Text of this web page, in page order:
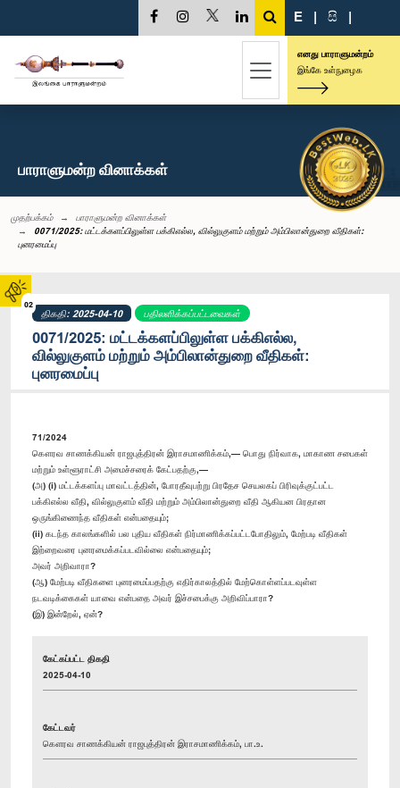
02
E | සි |
எனது பாராளுமன்றம்
இங்கே உள்நுழைக
பாராளுமன்ற வினாக்கள்
முதற்பக்கம்
பாராளுமன்ற வினாக்கள்
0071/2025: மட்டக்களப்பிலுள்ள பக்கிஎல்ல, வில்லுகுளம் மற்றும் அம்பிலான்துறை வீதிகள்:
புனரமைப்பு
திகதி: 2025-04-10 பதிலளிக்கப்பட்டவைகள்
0071/2025: மட்டக்களப்பிலுள்ள பக்கிஎல்ல,
வில்லுகுளம் மற்றும் அம்பிலான்துறை வீதிகள்:
புனரமைப்பு
71/2024
கௌரவ சாணக்கியன் ராஜபுத்திரன் இராசமாணிக்கம்,— பொது நிர்வாக, மாகாண சபைகள்
மற்றும் உள்ளூராட்சி அமைச்சரைக் கேட்பதற்கு,—
(அ) (i) மட்டக்களப்பு மாவட்டத்தின், போரதீவுபற்று பிரதேச செயலகப் பிரிவுக்குட்பட்ட
பக்கிஎல்ல வீதி, வில்லுகுளம் வீதி மற்றும் அம்பிலான்துறை வீதி ஆகியன பிரதான
ஒருங்கிணைந்த வீதிகள் என்பதையும்;
(ii) கடந்த காலங்களில் பல புதிய வீதிகள் நிர்மாணிக்கப்பட்டபோதிலும், மேற்படி வீதிகள்
இற்றைவரை புனரமைக்கப்படவில்லை என்பதையும்;
அவர் அறிவாரா?
(ஆ) மேற்படி வீதிகளை புனரமைப்பதற்கு எதிர்காலத்தில் மேற்கொள்ளப்படவுள்ள
நடவடிக்கைகள் யாவை என்பதை அவர் இச்சபைக்கு அறிவிப்பாரா?
(இ) இன்றேல், ஏன்?
கேட்கப்பட்ட திகதி
2025-04-10
கேட்டவர்
கௌரவ சாணக்கியன் ராஜபுத்திரன் இராசமாணிக்கம், பா.உ.